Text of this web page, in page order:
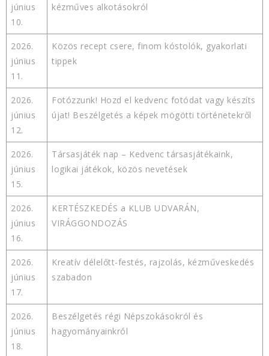
június
10.
kézműves alkotásokról
2026.
június
11.
Közös recept csere, finom kóstolók, gyakorlati
tippek
2026.
június
12.
Fotózzunk! Hozd el kedvenc fotódat vagy készíts
újat! Beszélgetés a képek mögötti történetekről
2026.
június
15.
Társasjáték nap – Kedvenc társasjátékaink,
logikai játékok, közös nevetések
2026.
június
16.
KERTÉSZKEDÉS a KLUB UDVARÁN,
VIRÁGGONDOZÁS
2026.
június
17.
Kreatív délelőtt-festés, rajzolás, kézműveskedés
szabadon
2026.
június
18.
Beszélgetés régi Népszokásokról és
hagyományainkról